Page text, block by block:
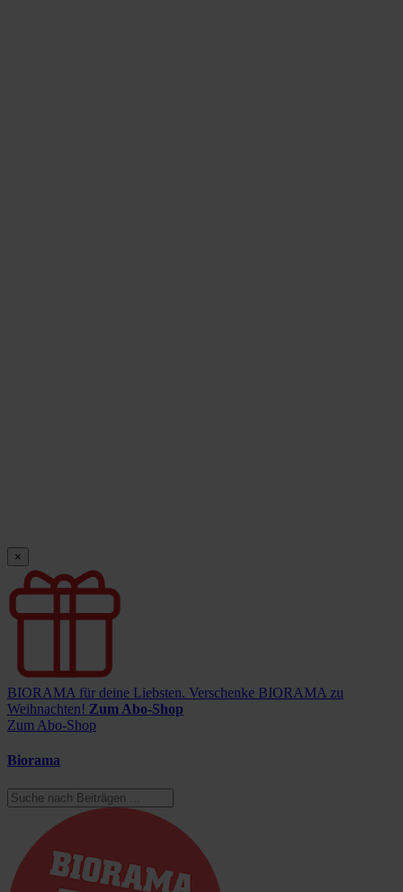
×
BIORAMA für deine Liebsten. Verschenke BIORAMA zu
Weihnachten! Zum Abo-Shop
Zum Abo-Shop
Biorama